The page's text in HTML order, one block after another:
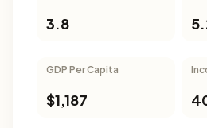
3.8
GDP Per Capita
$1,187